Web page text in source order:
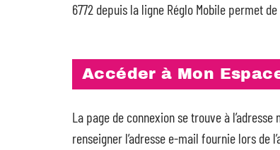
6772 depuis la ligne Réglo Mobile permet
Accéder à Mon
La page de connexion se trouve à
renseigner l’adresse e-mail fournie lors de